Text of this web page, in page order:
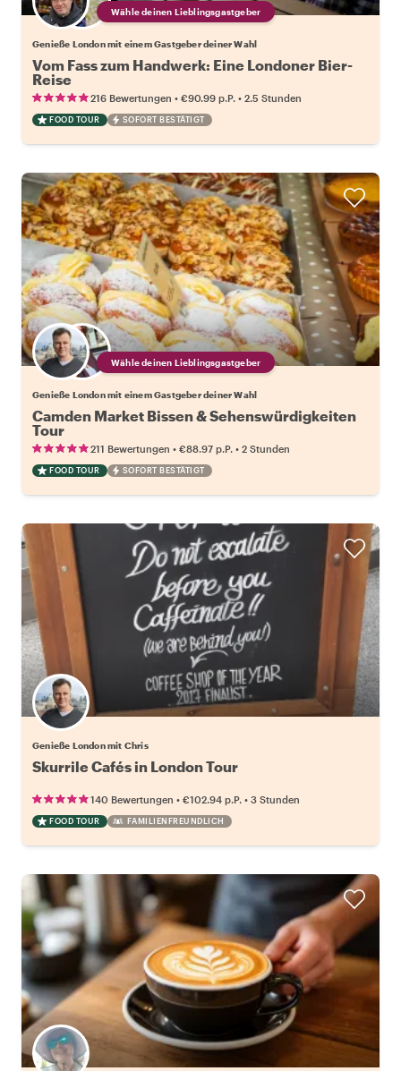
Wähle deinen Lieblingsgastgeber
Genieße London mit einem Gastgeber deiner Wahl
Vom Fass zum Handwerk: Eine Londoner Bier-
Reise
216 Bewertungen • €90.99 p.P. • 2.5 Stunden
FOOD TOUR SOFORT BESTÄTIGT
Wähle deinen Lieblingsgastgeber
Genieße London mit einem Gastgeber deiner Wahl
Camden Market Bissen & Sehenswürdigkeiten
Tour
211 Bewertungen • €88.97 p.P. • 2 Stunden
FOOD TOUR SOFORT BESTÄTIGT
Genieße London mit Chris
Skurrile Cafés in London Tour
140 Bewertungen • €102.94 p.P. • 3 Stunden
FOOD TOUR FAMILIENFREUNDLICH